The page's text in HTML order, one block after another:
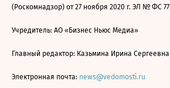
(Роскомнадзор) от 27 ноября 2020 г. ЭЛ № ФС
Учредитель: АО «Бизнес Ньюс Медиа»
Главный редактор: Казьмина Ирина Сергеевна
Электронная почта: news@vedomosti.ru